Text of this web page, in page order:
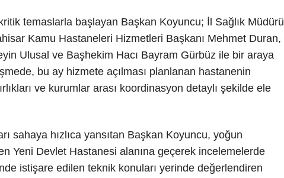
temaslarla başlayan Başkan Koyuncu; İl Sağlık Müdürü
Kamu Hastaneleri Hizmetleri Başkanı Mehmet Duran,
Ulusal ve Başhekim Hacı Bayram Gürbüz ile bir araya
bu ay hizmete açılması planlanan hastanenin
ve kurumlar arası koordinasyon detaylı şekilde ele
sahaya hızlıca yansıtan Başkan Koyuncu, yoğun
Yeni Devlet Hastanesi alanına geçerek incelemelerde
istişare edilen teknik konuları yerinde değerlendiren